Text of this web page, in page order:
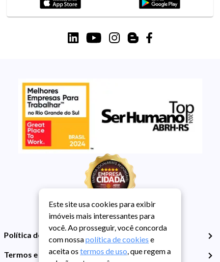
Política de Privacidade
Termos e Condições de Uso
Este site usa cookies para exibir
imóveis mais interessantes para
você. Ao prosseguir, você concorda
com nossapolítica de cookies e
aceita os termos de uso, que regem a